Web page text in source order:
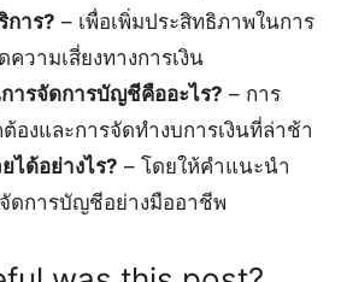
การ? – เพื่อเพิ่มประสิทธิภาพในการ
วามเสี่ยงทางการเงิน
ารจัดการบัญชีคืออะไร? – การ
งและการจัดทำงบการเงินที่ล่าช้า
ด้อย่างไร? – โดยให้คำแนะนำ
ดการบัญชีอย่างมืออาชีพ